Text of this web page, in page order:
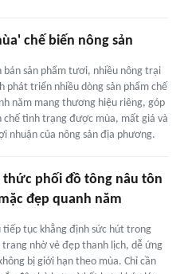
chế biến nông sản
bán sản phẩm tươi, nhiều nông trại
phát triển nhiều dòng sản phẩm chế
năm mang thương hiệu riêng, góp
chế tình trạng được mùa, mất giá và
nhuận của nông sản địa phương.
thức phối đồ tông nâu tôn
đẹp quanh năm
tiếp tục khẳng định sức hút trong
trang nhờ vẻ đẹp thanh lịch, dễ ứng
bị giới hạn theo mùa. Chỉ cần